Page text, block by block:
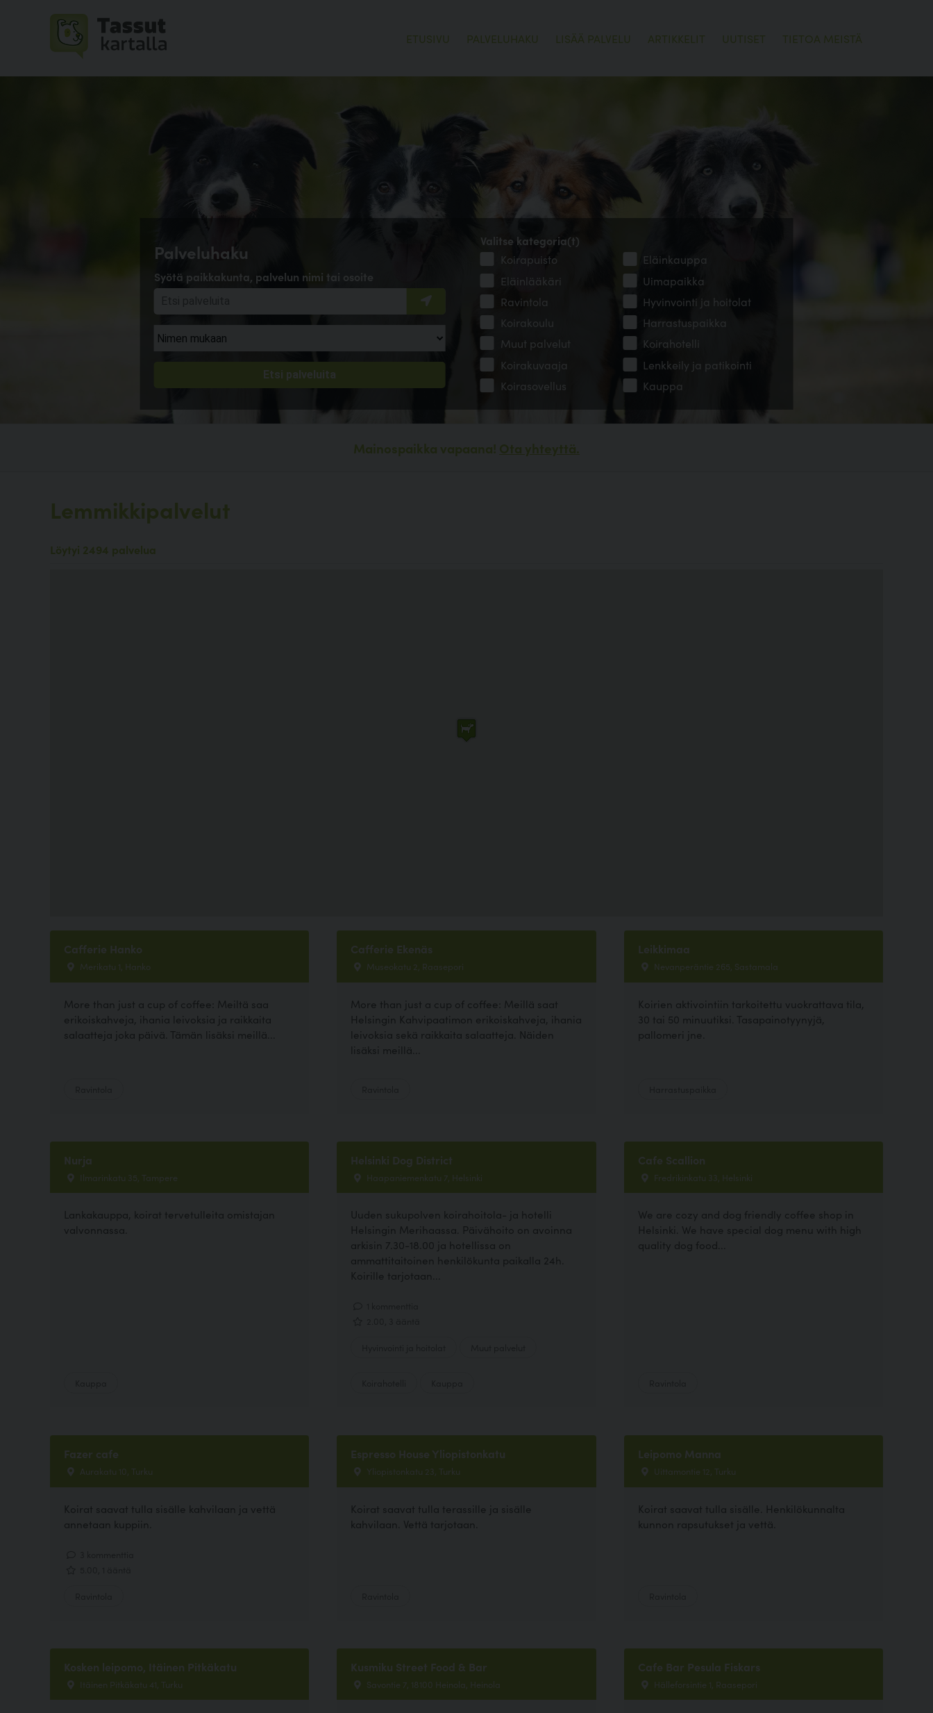
ETUSIVU PALVELUHAKU LISÄÄ PALVELU ARTIKKELIT UUTISET TIETOA MEISTÄ
Palveluhaku
Syötä paikkakunta, palvelun nimi tai osoite
Valitse kategoria(t)
Koirapuisto
Eläinkauppa
Eläinlääkäri
Uimapaikka
Ravintola
Hyvinvointi ja hoitolat
Koirakoulu
Harrastuspaikka
Muut palvelut
Koirahotelli
Koirakuvaaja
Lenkkeily ja patikointi
Koirasovellus
Kauppa
Mainospaikka vapaana! Ota yhteyttä.
Lemmikkipalvelut
Löytyi 2494 palvelua
Cafferie Hanko
Merikatu 1, Hanko
More than just a cup of coffee: Meiltä saa
erikoiskahveja, ihania leivoksia ja raikkaita
salaatteja joka päivä. Tämän lisäksi meillä...
Cafferie Ekenäs
Museokatu 2, Raasepori
More than just a cup of coffee: Meillä saat
Helsingin Kahvipaatimon erikoiskahveja, ihania
leivoksia sekä raikkaita salaatteja. Näiden
lisäksi meillä...
Leikkimaa
Nevanperäntie 265, Sastamala
Koirien aktivointiin tarkoitettu vuokrattava tila,
30 tai 50 minuutiksi. Tasapainotyynyjä,
pallomeri jne.
Nurja
Ilmarinkatu 35, Tampere
Lankakauppa, koirat tervetulleita omistajan
valvonnassa.
Helsinki Dog District
Haapaniemenkatu 7, Helsinki
Uuden sukupolven koirahoitola- ja hotelli
Helsingin Merihaassa. Päivähoito on avoinna
arkisin 7.30-18.00 ja hotellissa on
ammattitaitoinen henkilökunta paikalla 24h.
Koirille tarjotaan...
Cafe Scallion
Fredrikinkatu 33, Helsinki
We are cozy and dog friendly coffee shop in
Helsinki. We have special dog menu with high
quality dog food...
Fazer cafe
Aurakatu 10, Turku
Koirat saavat tulla sisälle kahvilaan ja vettä
annetaan kuppiin.
Espresso House Yliopistonkatu
Yliopistonkatu 23, Turku
Koirat saavat tulla terassille ja sisälle
kahvilaan. Vettä tarjotaan.
Leipomo Manna
Uittamontie 12, Turku
Koirat saavat tulla sisälle. Henkilökunnalta
kunnon rapsutukset ja vettä.
Kosken leipomo, Itäinen Pitkäkatu
Itäinen Pitkäkatu 41, Turku
Kusmiku Street Food & Bar
Savontie 7, 18100 Heinola, Heinola
Cafe Bar Pesula Fiskars
Hälleforsintie 1, Raasepori